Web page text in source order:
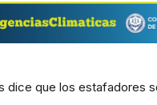
dice que los estafadores